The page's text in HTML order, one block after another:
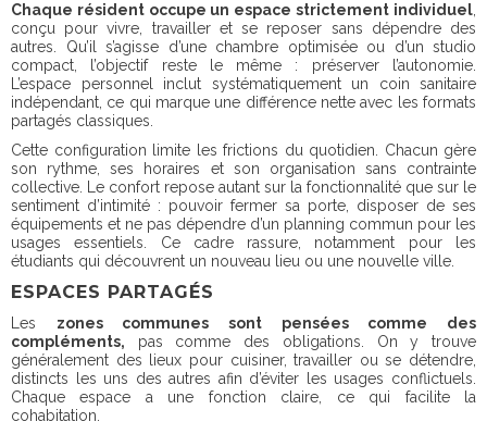
Chaque résident occupe un espace strictement individuel,
conçu pour vivre, travailler et se reposer sans dépendre des
autres. Qu’il s’agisse d’une chambre optimisée ou d’un studio
compact, l’objectif reste le même : préserver l’autonomie.
L’espace personnel inclut systématiquement un coin sanitaire
indépendant, ce qui marque une différence nette avec les formats
partagés classiques.
Cette configuration limite les frictions du quotidien. Chacun gère
son rythme, ses horaires et son organisation sans contrainte
collective. Le confort repose autant sur la fonctionnalité que sur le
sentiment d’intimité : pouvoir fermer sa porte, disposer de ses
équipements et ne pas dépendre d’un planning commun pour les
usages essentiels. Ce cadre rassure, notamment pour les
étudiants qui découvrent un nouveau lieu ou une nouvelle ville.
ESPACES PARTAGÉS
Les zones communes sont pensées comme des
compléments, pas comme des obligations. On y trouve
généralement des lieux pour cuisiner, travailler ou se détendre,
distincts les uns des autres afin d’éviter les usages conflictuels.
Chaque espace a une fonction claire, ce qui facilite la
cohabitation.